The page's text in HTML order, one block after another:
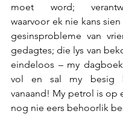
moet word;
waarvoor ek nie kans
gesinsprobleme van
gedagtes; die lys van
eindeloos – my
vol en sal my besig
vanaand! My petrol is op
nog nie eers behoorlik